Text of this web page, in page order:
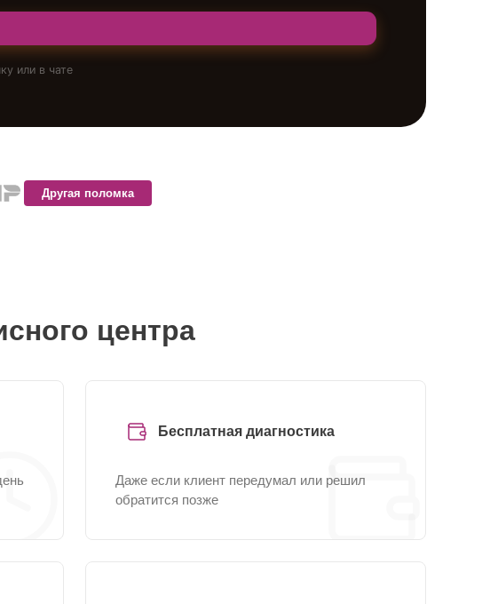
или в чате
Другая поломка
центра
Бесплатная диагностика
Даже если клиент передумал или решил
обратится позже